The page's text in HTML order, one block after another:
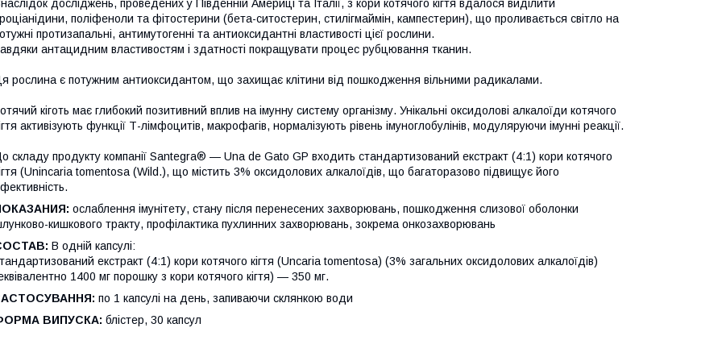
досліджень, проведених у Південній Америці та Італії, з кори котячого кігтя вдалося виділити
поліфеноли та фітостерини (бета-ситостерин, стилігмаймін, кампестерин), що проливається світло на
протизапальні, антимутогенні та антиоксидантні властивості цієї рослини.
антацидним властивостям і здатності покращувати процес рубцювання тканин.
рослина є потужним антиоксидантом, що захищає клітини від пошкодження вільними радикалами.
кіготь має глибокий позитивний вплив на імунну систему організму. Унікальні оксидолові алкалоїди котячого
активізують функції Т-лімфоцитів, макрофагів, нормалізують рівень імуноглобулінів, модуляруючи імунні реакції.
складу продукту компанії Santegra® — Una de Gato GP входить стандартизований екстракт (4:1) кори котячого
(Unincaria tomentosa (Wild.), що містить 3% оксидолових алкалоїдів, що багаторазово підвищує його
ослаблення імунітету, стану після перенесених захворювань, пошкодження слизової оболонки
кишкового тракту, профілактика пухлинних захворювань, зокрема онкозахворювань
В одній капсулі:
екстракт (4:1) кори котячого кігтя (Uncaria tomentosa) (3% загальних оксидолових алкалоїдів)
1400 мг порошку з кори котячого кігтя) — 350 мг.
по 1 капсулі на день, запиваючи склянкою води
ВИПУСКА: блістер, 30 капсул